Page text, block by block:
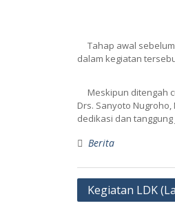
Tahap awal sebelum
dalam kegiatan
Meskipun ditengah
Drs. Sanyoto
dedikasi dan
Berita
Kegiatan LDK